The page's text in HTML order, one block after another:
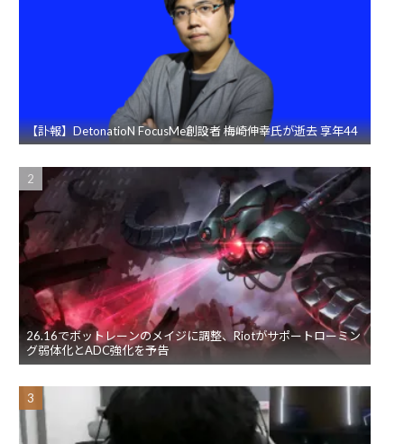
【訃報】DetonatioN FocusMe創設者 梅崎伸幸氏が逝去 享年44
26.16でボットレーンのメイジに調整、Riotがサポートローミン
グ弱体化とADC強化を予告